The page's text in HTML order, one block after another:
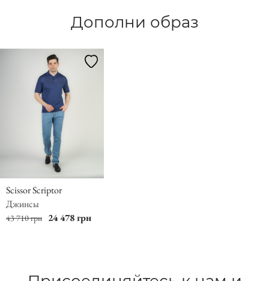
Дополни образ
Scissor Scriptor
Джинсы
43 710 грн 24 478 грн